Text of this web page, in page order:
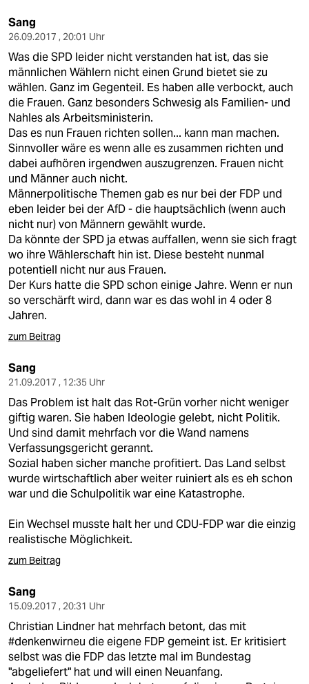
Sang
26.09.2017 , 20:01 Uhr
Was die SPD leider nicht verstanden hat ist, das sie
männlichen Wählern nicht einen Grund bietet sie zu
wählen. Ganz im Gegenteil. Es haben alle verbockt, auch
die Frauen. Ganz besonders Schwesig als Familien- und
Nahles als Arbeitsministerin.
Das es nun Frauen richten sollen... kann man machen.
Sinnvoller wäre es wenn alle es zusammen richten und
dabei aufhören irgendwen auszugrenzen. Frauen nicht
und Männer auch nicht.
Männerpolitische Themen gab es nur bei der FDP und
eben leider bei der AfD - die hauptsächlich (wenn auch
nicht nur) von Männern gewählt wurde.
Da könnte der SPD ja etwas auffallen, wenn sie sich fragt
wo ihre Wählerschaft hin ist. Diese besteht nunmal
potentiell nicht nur aus Frauen.
Der Kurs hatte die SPD schon einige Jahre. Wenn er nun
so verschärft wird, dann war es das wohl in 4 oder 8
Jahren.
zum Beitrag
Sang
21.09.2017 , 12:35 Uhr
Das Problem ist halt das Rot-Grün vorher nicht weniger
giftig waren. Sie haben Ideologie gelebt, nicht Politik.
Und sind damit mehrfach vor die Wand namens
Verfassungsgericht gerannt.
Sozial haben sicher manche profitiert. Das Land selbst
wurde wirtschaftlich aber weiter ruiniert als es eh schon
war und die Schulpolitik war eine Katastrophe.
Ein Wechsel musste halt her und CDU-FDP war die einzig
realistische Möglichkeit.
zum Beitrag
Sang
15.09.2017 , 20:31 Uhr
Christian Lindner hat mehrfach betont, das mit
#denkenwirneu die eigene FDP gemeint ist. Er kritisiert
selbst was die FDP das letzte mal im Bundestag
"abgeliefert" hat und will einen Neuanfang.